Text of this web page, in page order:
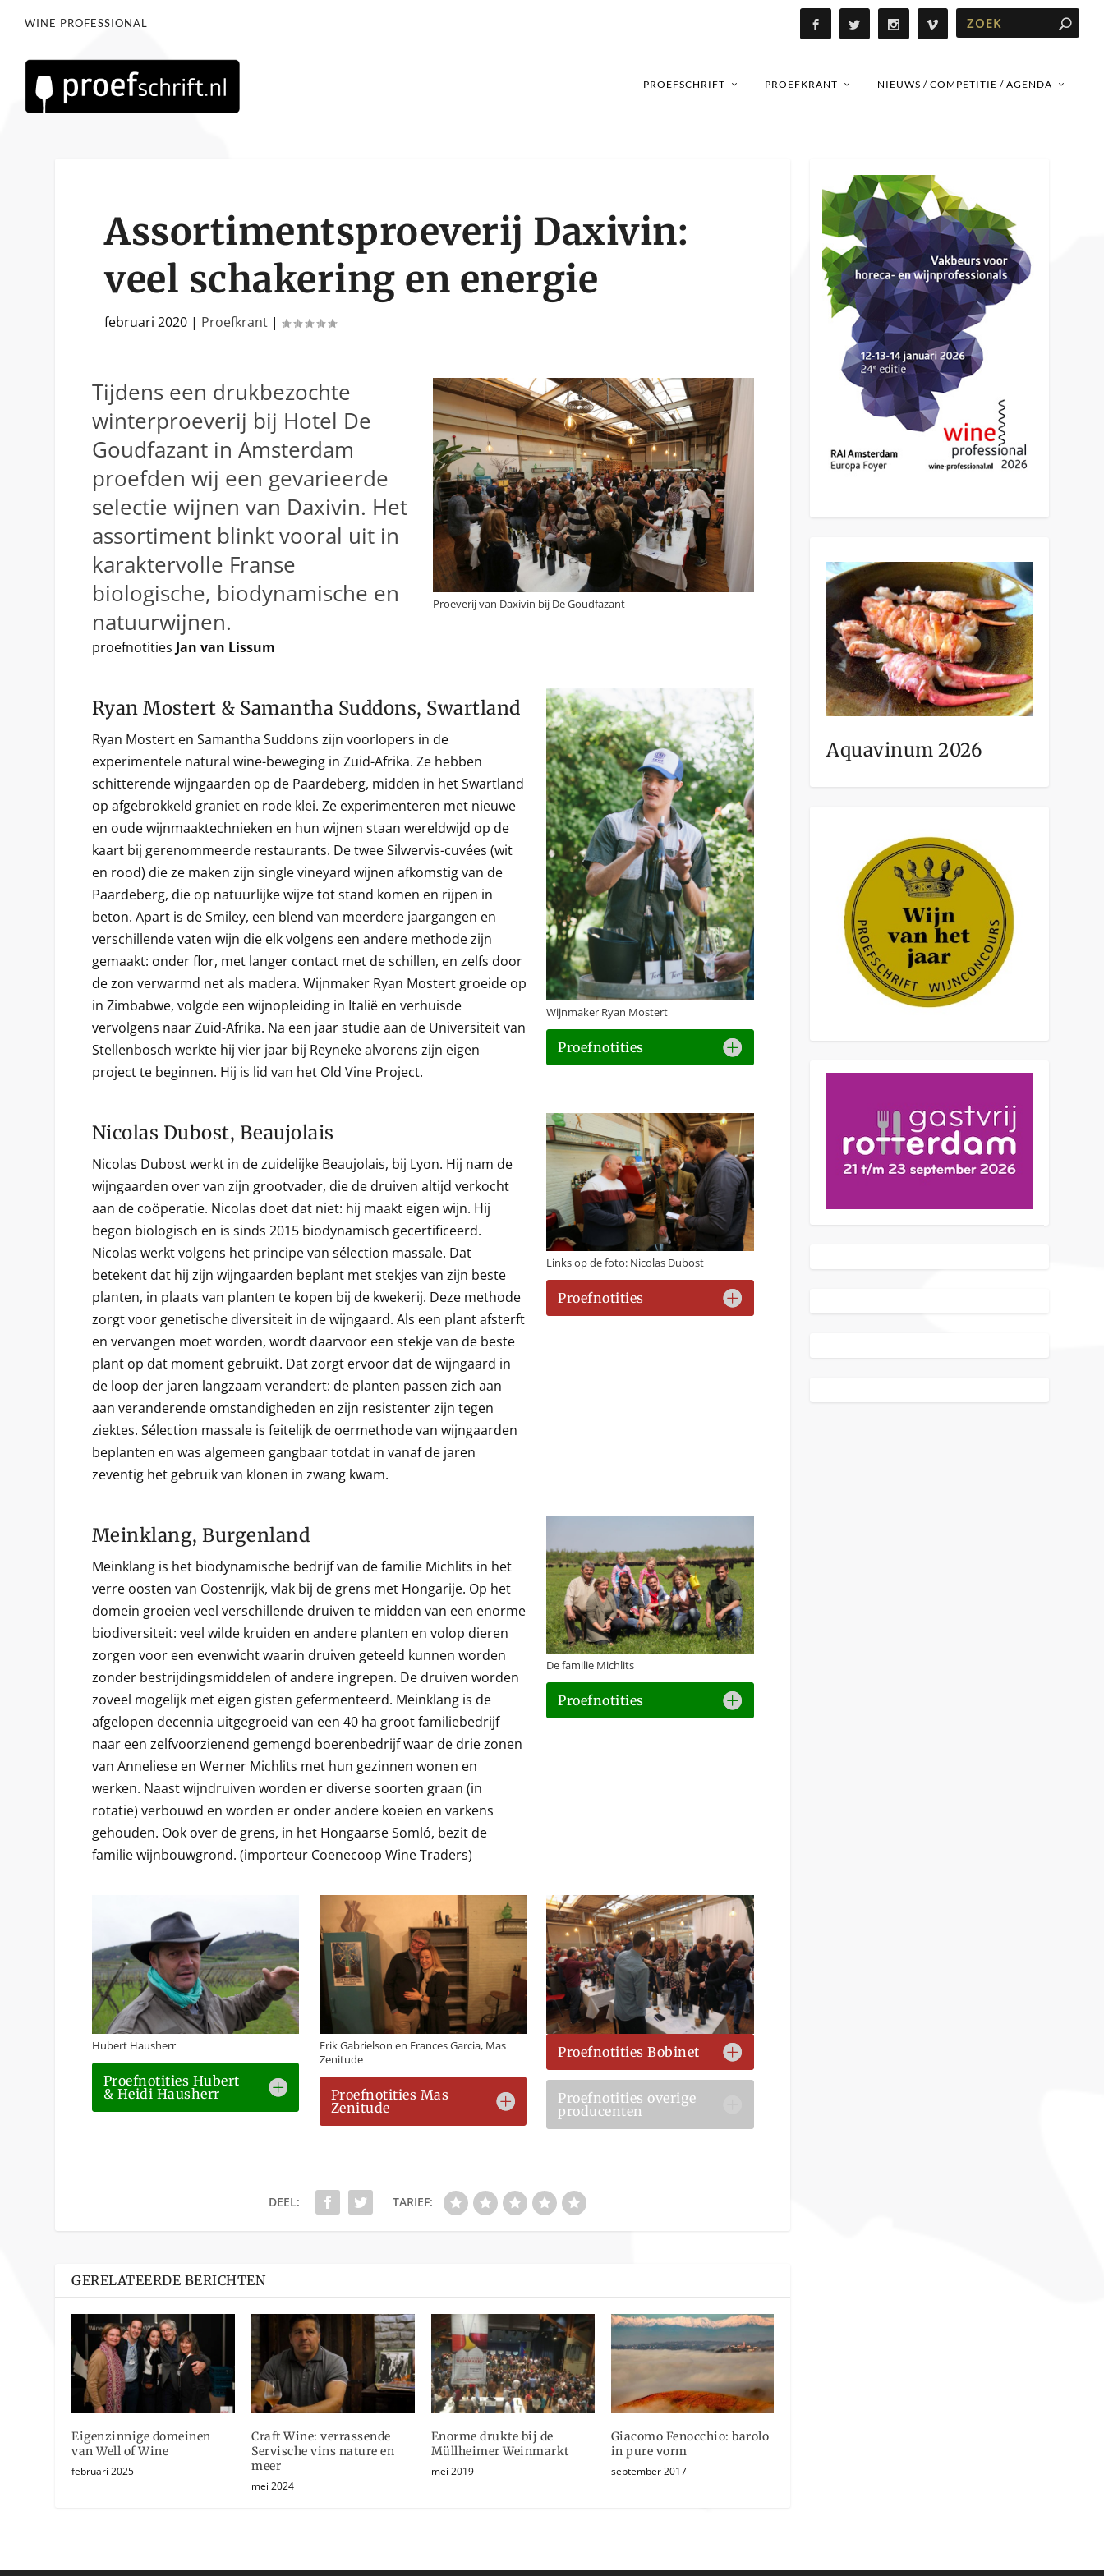
WINE PROFESSIONAL
PROEFSCHRIFT PROEFKRANT NIEUWS / COMPETITIE / AGENDA
Assortimentsproeverij Daxivin:
veel schakering en energie
februari 2020 | Proefkrant |
Tijdens een drukbezochte
winterproeverij bij Hotel De
Goudfazant in Amsterdam
proefden wij een gevarieerde
selectie wijnen van Daxivin. Het
assortiment blinkt vooral uit in
karaktervolle Franse
biologische, biodynamische en
natuurwijnen.
proefnotities Jan van Lissum
Proeverij van Daxivin bij De Goudfazant
Ryan Mostert & Samantha Suddons, Swartland
Ryan Mostert en Samantha Suddons zijn voorlopers in de
experimentele natural wine-beweging in Zuid-Afrika. Ze hebben
schitterende wijngaarden op de Paardeberg, midden in het Swartland
op afgebrokkeld graniet en rode klei. Ze experimenteren met nieuwe
en oude wijnmaaktechnieken en hun wijnen staan wereldwijd op de
kaart bij gerenommeerde restaurants. De twee Silwervis-cuvées (wit
en rood) die ze maken zijn single vineyard wijnen afkomstig van de
Paardeberg, die op natuurlijke wijze tot stand komen en rijpen in
beton. Apart is de Smiley, een blend van meerdere jaargangen en
verschillende vaten wijn die elk volgens een andere methode zijn
gemaakt: onder flor, met langer contact met de schillen, en zelfs door
de zon verwarmd net als madera. Wijnmaker Ryan Mostert groeide op
in Zimbabwe, volgde een wijnopleiding in Italië en verhuisde
vervolgens naar Zuid-Afrika. Na een jaar studie aan de Universiteit van
Stellenbosch werkte hij vier jaar bij Reyneke alvorens zijn eigen
project te beginnen. Hij is lid van het Old Vine Project.
Wijnmaker Ryan Mostert
Proefnotities
Nicolas Dubost, Beaujolais
Nicolas Dubost werkt in de zuidelijke Beaujolais, bij Lyon. Hij nam de
wijngaarden over van zijn grootvader, die de druiven altijd verkocht
aan de coöperatie. Nicolas doet dat niet: hij maakt eigen wijn. Hij
begon biologisch en is sinds 2015 biodynamisch gecertificeerd.
Nicolas werkt volgens het principe van sélection massale. Dat
betekent dat hij zijn wijngaarden beplant met stekjes van zijn beste
planten, in plaats van planten te kopen bij de kwekerij. Deze methode
zorgt voor genetische diversiteit in de wijngaard. Als een plant afsterft
en vervangen moet worden, wordt daarvoor een stekje van de beste
plant op dat moment gebruikt. Dat zorgt ervoor dat de wijngaard in
de loop der jaren langzaam verandert: de planten passen zich aan
aan veranderende omstandigheden en zijn resistenter zijn tegen
ziektes. Sélection massale is feitelijk de oermethode van wijngaarden
beplanten en was algemeen gangbaar totdat in vanaf de jaren
zeventig het gebruik van klonen in zwang kwam.
Links op de foto: Nicolas Dubost
Proefnotities
Meinklang, Burgenland
Meinklang is het biodynamische bedrijf van de familie Michlits in het
verre oosten van Oostenrijk, vlak bij de grens met Hongarije. Op het
domein groeien veel verschillende druiven te midden van een enorme
biodiversiteit: veel wilde kruiden en andere planten en volop dieren
zorgen voor een evenwicht waarin druiven geteeld kunnen worden
zonder bestrijdingsmiddelen of andere ingrepen. De druiven worden
zoveel mogelijk met eigen gisten gefermenteerd. Meinklang is de
afgelopen decennia uitgegroeid van een 40 ha groot familiebedrijf
naar een zelfvoorzienend gemengd boerenbedrijf waar de drie zonen
van Anneliese en Werner Michlits met hun gezinnen wonen en
werken. Naast wijndruiven worden er diverse soorten graan (in
rotatie) verbouwd en worden er onder andere koeien en varkens
gehouden. Ook over de grens, in het Hongaarse Somló, bezit de
familie wijnbouwgrond. (importeur Coenecoop Wine Traders)
De familie Michlits
Proefnotities
Hubert Hausherr
Proefnotities Hubert
& Heidi Hausherr
Erik Gabrielson en Frances Garcia, Mas
Zenitude
Proefnotities Mas
Zenitude
Proefnotities Bobinet
Proefnotities overige
producenten
DEEL: TARIEF:
GERELATEERDE BERICHTEN
Eigenzinnige domeinen
van Well of Wine
februari 2025
Craft Wine: verrassende
Servische vins nature en
meer
mei 2024
Enorme drukte bij de
Müllheimer Weinmarkt
mei 2019
Giacomo Fenocchio: barolo
in pure vorm
september 2017
Aquavinum 2026